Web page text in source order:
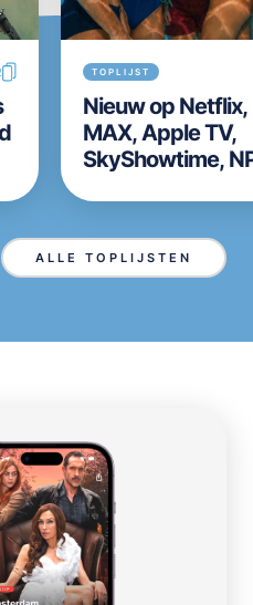
TOPLIJST
Nieuw op Netflix,
MAX, Apple TV,
SkyShowtime,
Video in week 31
2026
ALLE TOPLIJSTEN